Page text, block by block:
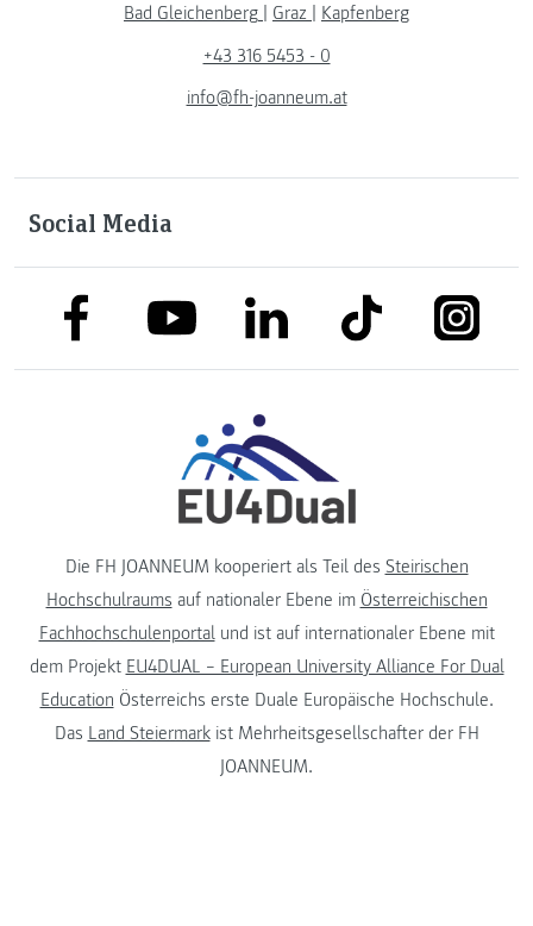
Bad Gleichenberg
Graz
Kapfenberg
+43 316 5453 - 0
info@fh-joanneum.at
Social Media
link to facebooklink to youtubelink to linkedinlink to tiktok
Die FH JOANNEUM kooperiert als Teil des Steirischen
Hochschulraums auf nationaler Ebene im Österreichischen
Fachhochschulenportalund ist auf internationaler Ebene mit
dem Projekt EU4DUAL – European University Alliance For Dual
Education Österreichs erste Duale Europäische Hochschule.
Das Land Steiermarkist Mehrheitsgesellschafter der FH
JOANNEUM.